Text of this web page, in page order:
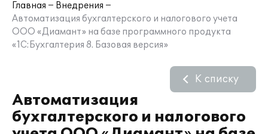
Главная
Внедрения
Автоматизация бухгалтерского и налогового учета
ООО «Диамант» на базе программного продукта
«1С:Бухгалтерия 8. Базовая версия»
Автоматизация
бухгалтерского и налогового
К списку